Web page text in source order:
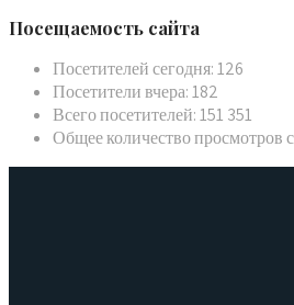
Посещаемость сайта
Посетителей сегодня:126
Посетители вчера:182
Всего посетителей:151 351
Общее количество просмотров